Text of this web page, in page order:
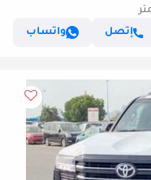
إتصل
واتساب